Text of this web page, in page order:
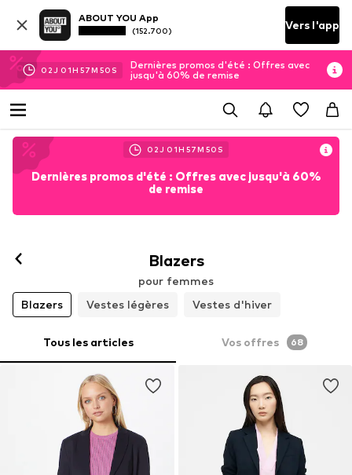
ABOUT YOU App
(152.700) Vers l'app
02J 01H 57M 48 S
Dernières promos d'été : Offres avec
jusqu'à 60% de remise
02J 01H 57M 48 S
Dernières promos d'été : Offres avec jusqu'à 60%
de remise
Blazers
pour femmes
Blazers
Vestes légères Vestes d'hiver
Tous les articles Vos offres 68